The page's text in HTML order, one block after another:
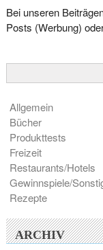
Bei unseren
Posts (Werbung)
Allgemein
Bücher
Produkttests
Freizeit
Restaurants/Hotels
Gewinnspiele/
Rezepte
ARCHIV